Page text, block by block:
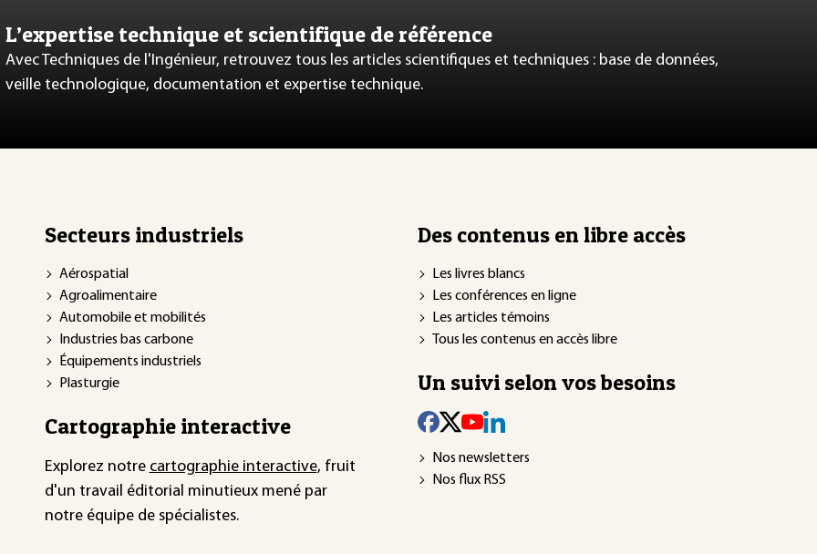
L’expertise technique et scientifique de référence
Avec Techniques de l'Ingénieur, retrouvez tous les articles scientifiques et techniques : base de données,
veille technologique, documentation et expertise technique.
Secteurs industriels
Aérospatial
Agroalimentaire
Automobile et mobilités
Industries bas carbone
Équipements industriels
Plasturgie
Cartographie interactive
Explorez notre cartographie interactive, fruit
d'un travail éditorial minutieux mené par
notre équipe de spécialistes.
Des contenus en libre accès
Les livres blancs
Les conférences en ligne
Les articles témoins
Tous les contenus en accès libre
Un suivi selon vos besoins
Nos newsletters
Nos flux RSS